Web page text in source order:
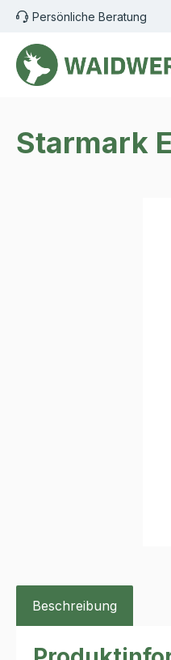
Hauptinhalt springen
Zur Suche springen
Zur Hauptnavigation
Persönliche Beratung
Starmark
Beschreibung